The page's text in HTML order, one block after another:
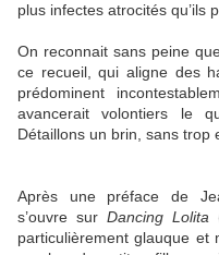
plus infectes atrocités qu’ils
On reconnait sans peine
ce recueil, qui aligne des
prédominent
avancerait volontiers le
Détaillons un brin, sans trop
Après une préface de
s’ouvre sur Dancing Lolita
particulièrement glauque et